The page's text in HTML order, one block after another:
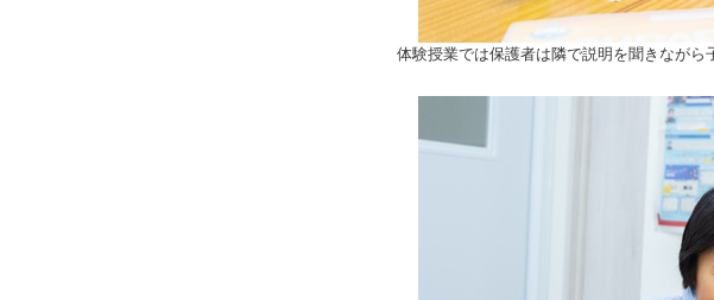
体験授業では保護者は隣で説明を聞きなが